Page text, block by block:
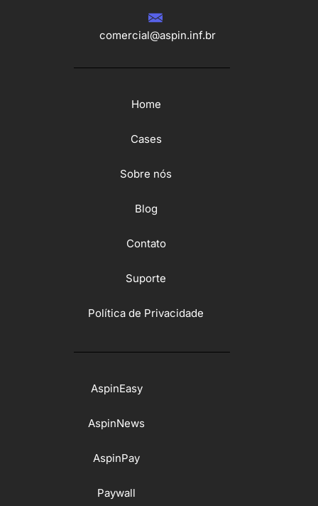
comercial@aspin.inf.br
Home
Cases
Sobre nós
Blog
Contato
Suporte
Política de Privacidade
AspinEasy
AspinNews
AspinPay
Paywall